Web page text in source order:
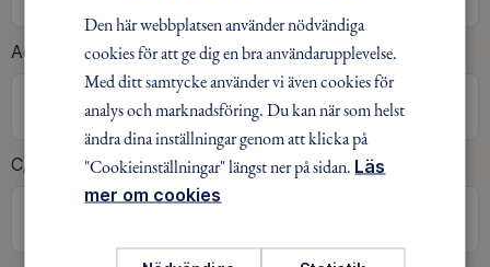
Adress *
C/O
Den här webbplatsen använder nödvändiga
cookies för att ge dig en bra användarupplevelse.
Med ditt samtycke använder vi även cookies för
analys och marknadsföring. Du kan när som helst
ändra dina inställningar genom att klicka på
"Cookieinställningar" längst ner på sidan. Läs
mer om cookies